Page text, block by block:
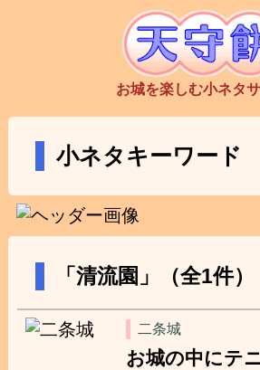
お城を楽しむ小ネタ
小ネタキーワード
「清流園」（全1件）
二条城
お城の中にテ